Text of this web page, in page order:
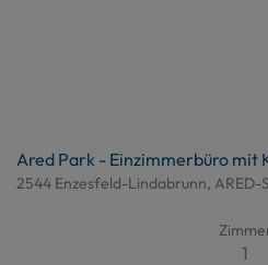
Ared Park - Einzimmerbüro mit
2544 Enzesfeld-Lindabrunn, ARED-
1